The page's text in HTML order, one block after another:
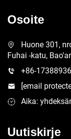
Osoite
Huone 301,
Fuhai -katu,
+86-
[email
Aika:
Uutiskirje